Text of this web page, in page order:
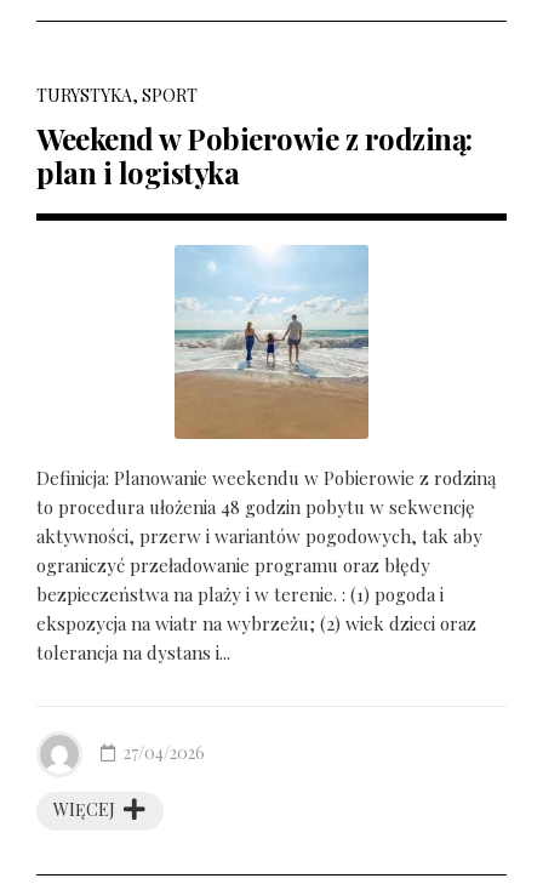
TURYSTYKA, SPORT
Weekend w Pobierowie z rodziną:
plan i logistyka
Definicja: Planowanie weekendu w Pobierowie z rodziną
to procedura ułożenia 48 godzin pobytu w sekwencję
aktywności, przerw i wariantów pogodowych, tak aby
ograniczyć przeładowanie programu oraz błędy
bezpieczeństwa na plaży i w terenie. : (1) pogoda i
ekspozycja na wiatr na wybrzeżu; (2) wiek dzieci oraz
tolerancja na dystans i...
WIĘCEJ
27/04/2026